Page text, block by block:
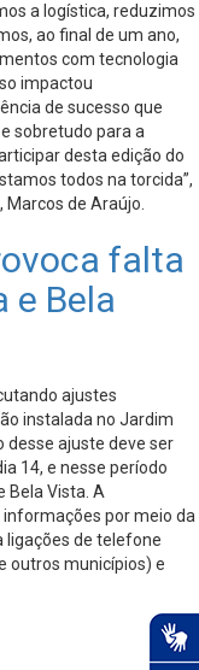
a logística, reduzimos
ao final de um ano,
com tecnologia
impactou
de sucesso que
sobretudo para a
desta edição do
todos na torcida”,
de Araújo.
falta
e Bela
ajustes
instalada no Jardim
desse ajuste deve ser
14, e nesse período
Bela Vista. A
por meio da
ligações de telefone
outros municípios) e